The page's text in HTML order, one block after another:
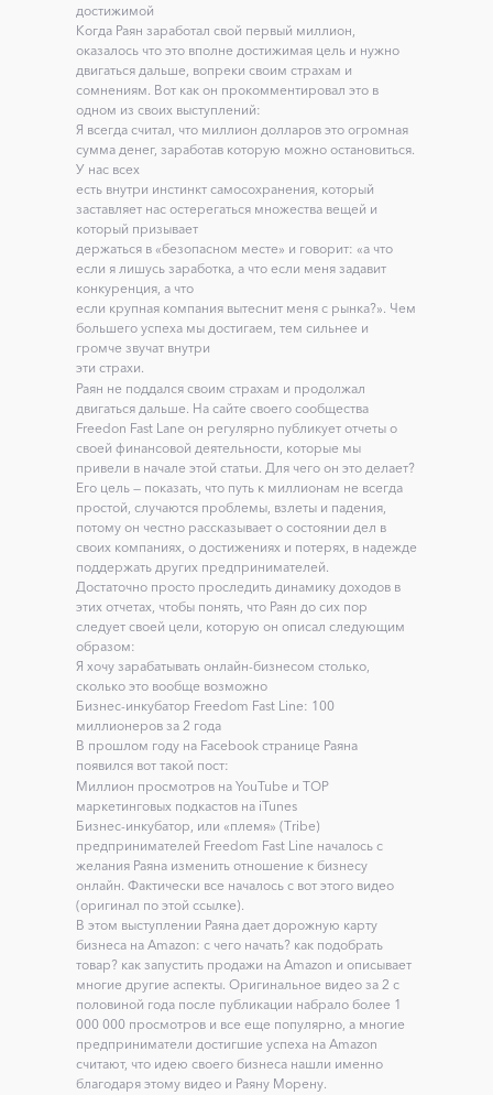
достижимой
Когда Раян заработал свой первый миллион,
оказалось что это вполне достижимая цель и нужно
двигаться дальше, вопреки своим страхам и
сомнениям. Вот как он прокомментировал это в
одном из своих выступлений:
Я всегда считал, что миллион долларов это огромная
сумма денег, заработав которую можно остановиться.
У нас всех
есть внутри инстинкт самосохранения, который
заставляет нас остерегаться множества вещей и
который призывает
держаться в «безопасном месте» и говорит: «а что
если я лишусь заработка, а что если меня задавит
конкуренция, а что
если крупная компания вытеснит меня с рынка?». Чем
большего успеха мы достигаем, тем сильнее и
громче звучат внутри
эти страхи.
Раян не поддался своим страхам и продолжал
двигаться дальше. На сайте своего сообщества
Freedon Fast Lane он регулярно публикует отчеты о
своей финансовой деятельности, которые мы
привели в начале этой статьи. Для чего он это делает?
Его цель — показать, что путь к миллионам не всегда
простой, случаются проблемы, взлеты и падения,
потому он честно рассказывает о состоянии дел в
своих компаниях, о достижениях и потерях, в надежде
поддержать других предпринимателей.
Достаточно просто проследить динамику доходов в
этих отчетах, чтобы понять, что Раян до сих пор
следует своей цели, которую он описал следующим
образом:
Я хочу зарабатывать онлайн-бизнесом столько,
сколько это вообще возможно
Бизнес-инкубатор Freedom Fast Line: 100
миллионеров за 2 года
В прошлом году на Facebook странице Раяна
появился вот такой пост:
Миллион просмотров на YouTube и ТОР
маркетинговых подкастов на iTunes
Бизнес-инкубатор, или «племя» (Тribe)
предпринимателей Freedom Fast Line началось с
желания Раяна изменить отношение к бизнесу
онлайн. Фактически все началось с вот этого видео
(оригинал по этой ссылке).
В этом выступлении Раяна дает дорожную карту
бизнеса на Amazon: с чего начать? как подобрать
товар? как запустить продажи на Amazon и описывает
многие другие аспекты. Оригинальное видео за 2 с
половиной года после публикации набрало более 1
000 000 просмотров и все еще популярно, а многие
предприниматели достигшие успеха на Amazon
считают, что идею своего бизнеса нашли именно
благодаря этому видео и Раяну Морену.